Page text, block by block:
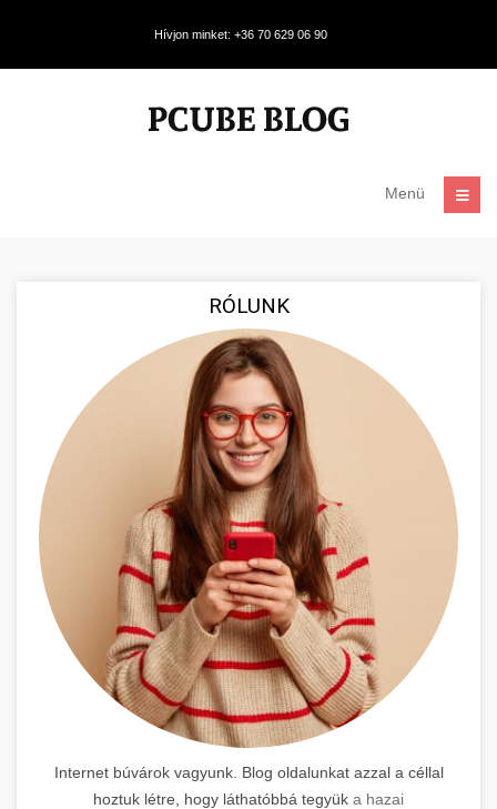
Hívjon minket: +36 70 629 06 90
Menü
RÓLUNK
Internet búvárok vagyunk. Blog oldalunkat azzal a céllal
hoztuk létre, hogy láthatóbbá tegyük a hazai